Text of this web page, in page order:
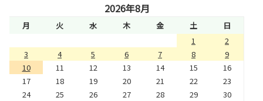
2026年8月
月 火 水 木 金 土
日
1
2
3
4 5 6 7 8
9
10
11 12 13 14 15
16
17
18 19 20 21 22
23
24
25 26 27 28 29
30